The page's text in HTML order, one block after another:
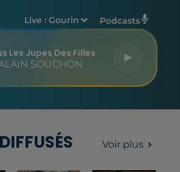
Live :Gourin Podcasts
Les Jupes Des Filles
SOUCHON
Voir plus